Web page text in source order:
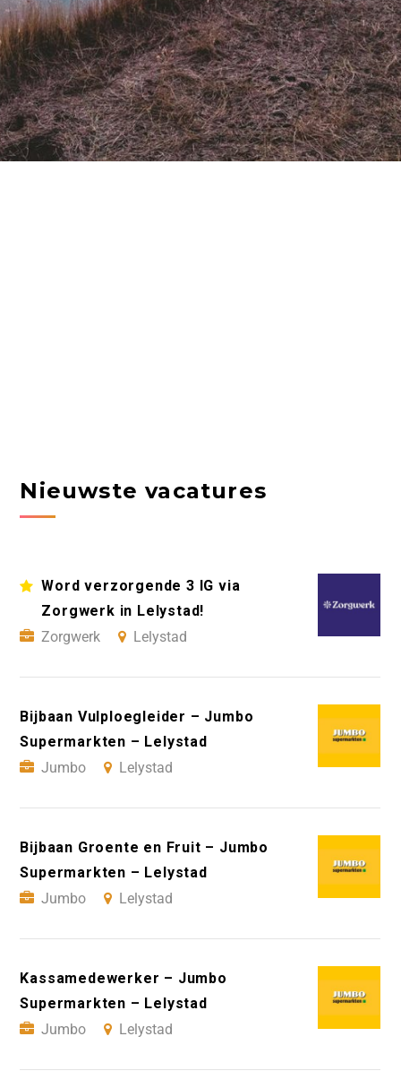
Nieuwste vacatures
Word verzorgende 3 IG via
Zorgwerk in Lelystad!
Zorgwerk
Lelystad
Bijbaan Vulploegleider – Jumbo
Supermarkten – Lelystad
Jumbo
Lelystad
Bijbaan Groente en Fruit – Jumbo
Supermarkten – Lelystad
Jumbo
Lelystad
Kassamedewerker – Jumbo
Supermarkten – Lelystad
Jumbo
Lelystad